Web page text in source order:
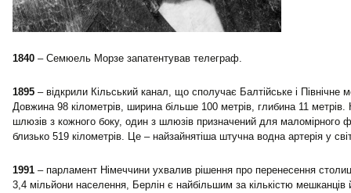
1840 – Семюель Морзе запатентував телеграф.
1895 – відкрили Кільський канал, що сполучає Балтійське і Північне
Довжина 98 кілометрів, ширина більше 100 метрів, глибина 11 метрів.
шлюзів з кожного боку, один з шлюзів призначений для
близько 519 кілометрів. Це – найзайнятіша штучна водна артерія у
1991 – парламент Німеччини ухвалив рішення про перенесення
3,4 мільйони населення, Берлін є найбільшим за кількістю